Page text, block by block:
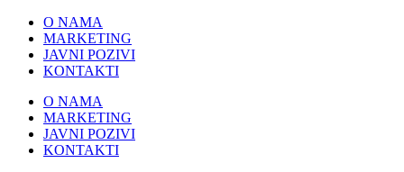
Skip
content
O NAMA
MARKETING
JAVNI POZIVI
KONTAKTI
O NAMA
MARKETING
JAVNI POZIVI
KONTAKTI